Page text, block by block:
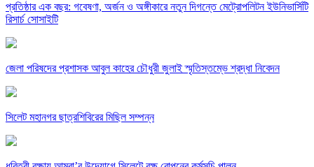
প্রতিষ্ঠার এক বছর: গবেষণা, অর্জন ও অঙ্গীকারে নতুন দিগন্তে মেট্রোপলিটন ইউনিভার্সিটি
রিসার্চ সোসাইটি
জেলা পরিষদের প্রশাসক আবুল কাহের চৌধুরী জুলাই স্মৃতিস্তম্ভে শ্রদ্ধা নিবেদন
সিলেট মহানগর ছাত্রশিবিরের মিছিল সম্পন্ন